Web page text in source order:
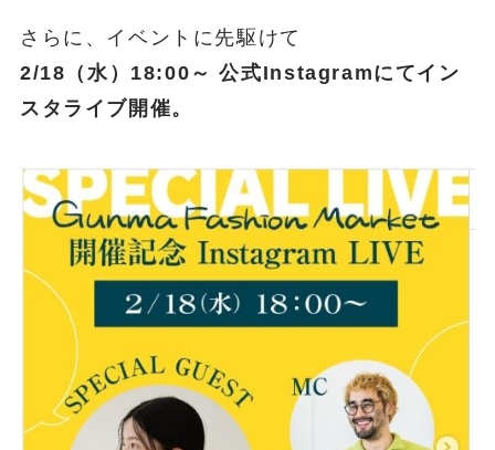
さらに、イベントに先駆けて
2/18（水）18:00～ 公式Instagramにてイン
スタライブ開催。